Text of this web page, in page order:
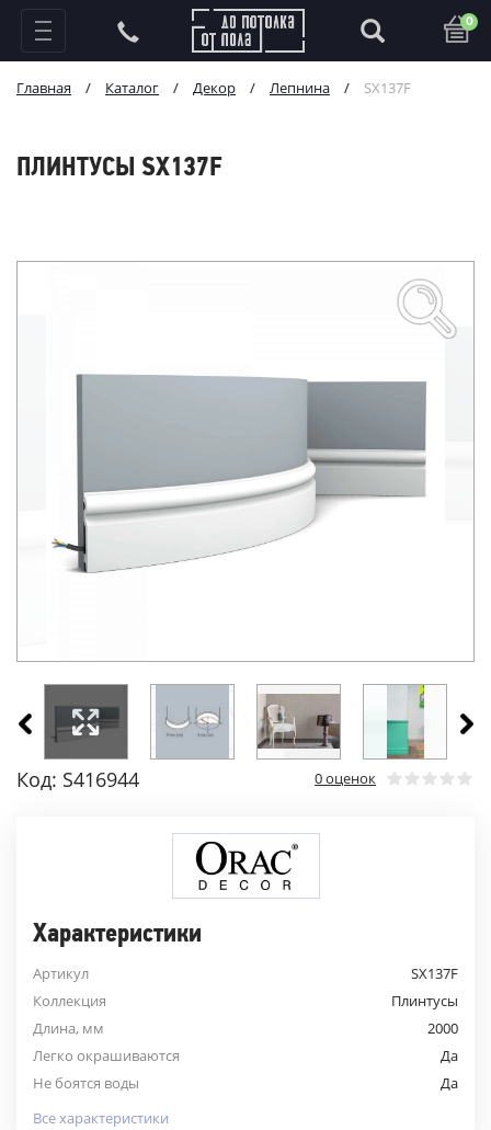
0
Главная / Каталог / Декор / Лепнина / SX137F
ПЛИНТУСЫ SX137F
Код: S416944 0 оценок
Характеристики
Артикул
SX137F
Коллекция
Плинтусы
Длина, мм
2000
Легко окрашиваются
Да
Не боятся воды
Да
Все характеристики